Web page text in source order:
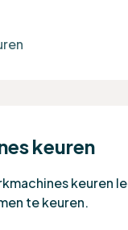
keuren
keuren
te keuren.